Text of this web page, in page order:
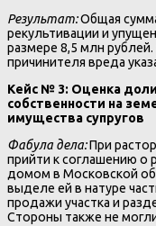
Результат:Общая
рекультивации и
размере 8,5 млн
причинителя вреда
Кейс № 3: Оценка
собственности на
имущества супругов
Фабула дела:При
прийти к соглашению о
домом в Московской
выделе ей в натуре
продажи участка и
Стороны также не